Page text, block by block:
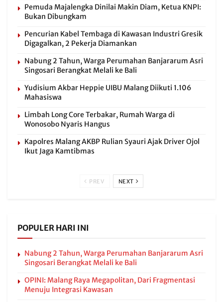
Pemuda Majalengka Dinilai Makin Diam, Ketua KNPI:
Bukan Dibungkam
Pencurian Kabel Tembaga di Kawasan Industri Gresik
Digagalkan, 2 Pekerja Diamankan
Nabung 2 Tahun, Warga Perumahan Banjararum Asri
Singosari Berangkat Melali ke Bali
Yudisium Akbar Heppie UIBU Malang Diikuti 1.106
Mahasiswa
Limbah Long Core Terbakar, Rumah Warga di
Wonosobo Nyaris Hangus
Kapolres Malang AKBP Rulian Syauri Ajak Driver Ojol
Ikut Jaga Kamtibmas
PREV NEXT
POPULER HARI INI
Nabung 2 Tahun, Warga Perumahan Banjararum Asri
Singosari Berangkat Melali ke Bali
OPINI: Malang Raya Megapolitan, Dari Fragmentasi
Menuju Integrasi Kawasan